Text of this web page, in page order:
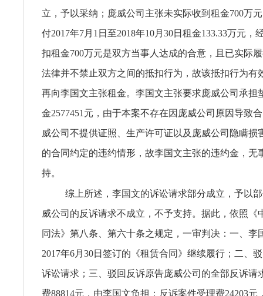
立，予以采纳；庞威公司主张未实际收到租金700万
付2017年7月1日至2018年10月30日租金133.33万元，
扣租金700万元是双方当事人达成的合意，且已实际
法律并不禁止双方之间的抵扣行为，故该抵扣行为有
再向李国文主张租金。李国文主张要求庞威公司承担
金2577451元，由于本案不存在因庞威公司原因导致
威公司不提供证照、生产许可证以及庞威公司隐瞒损
的合同约定的违约情形，故李国文主张的违约金，无
持。
综上所述，李国文的诉讼请求部分成立，予以
威公司的反诉请求不成立，不予支持。据此，依照《
同法》第八条、第六十条之规定，一审判决：一、李
2017年6月30日签订的《租赁合同》继续履行；二、
诉讼请求；三、驳回反诉原告庞威公司的全部反诉请
费88814元，由李国文负担；反诉案件受理费24203元